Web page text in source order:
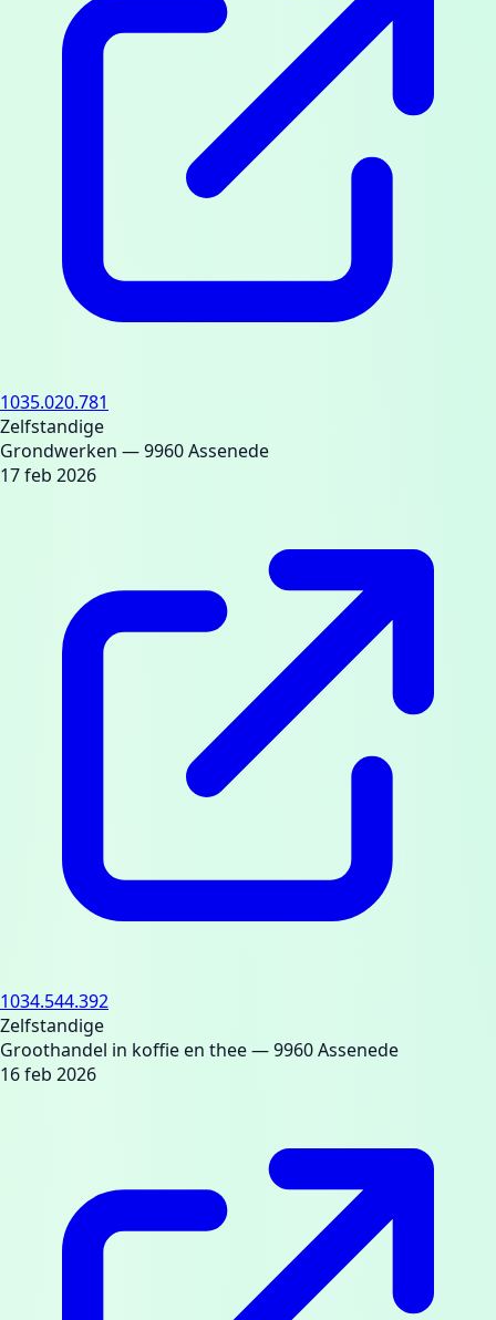
1035.020.781
Zelfstandige
Grondwerken — 9960 Assenede
17 feb 2026
1034.544.392
Zelfstandige
Groothandel in koffie en thee— 9960 Assenede
16 feb 2026